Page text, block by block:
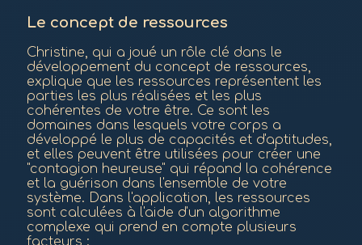
Le concept de ressources
Christine, qui a joué un rôle clé dans le
développement du concept de ressources,
explique que les ressources représentent les
parties les plus réalisées et les plus
cohérentes de votre être. Ce sont les
domaines dans lesquels votre corps a
développé le plus de capacités et d'aptitudes,
et elles peuvent être utilisées pour créer une
"contagion heureuse" qui répand la cohérence
et la guérison dans l'ensemble de votre
système. Dans l'application, les ressources
sont calculées à l'aide d'un algorithme
complexe qui prend en compte plusieurs
facteurs :